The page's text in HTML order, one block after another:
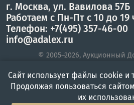
г. Москва, ул. Вавилова 57Б
Работаем с Пн-Пт с 10 до 19
Телефон: +7(495) 357-46-00
info@adalex.ru
© 2005–2026, Аукционный
Сайт использует файлы cookie и
Продолжая пользоваться
их
Главная Войти